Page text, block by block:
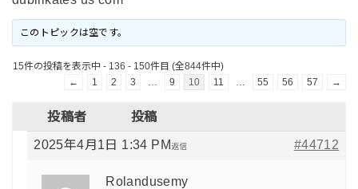
このトピックは空です。
15件の投稿を表示中 - 136 - 150件目 (全844件中)
←
1 2 3 9 10 11 55 56 57 →
投稿者 投稿
2025年4月1日 1:34 PM #44712
返信
Rolandusemy